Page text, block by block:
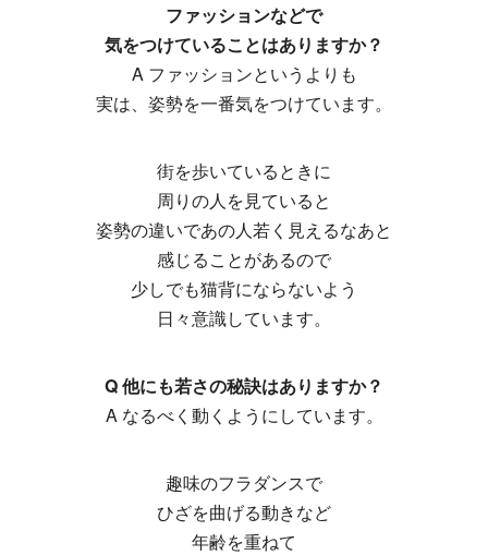
ファッションなどで
気をつけていることはありますか？
A ファッションというよりも
実は、姿勢を一番気をつけています。
街を歩いているときに
周りの人を見ていると
姿勢の違いであの人若く見えるなあと
感じることがあるので
少しでも猫背にならないよう
日々意識しています。
Q 他にも若さの秘訣はありますか？
A なるべく動くようにしています。
趣味のフラダンスで
ひざを曲げる動きなど
年齢を重ねて